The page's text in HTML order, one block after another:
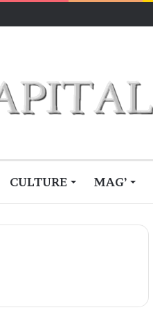
CULTURE MAG’